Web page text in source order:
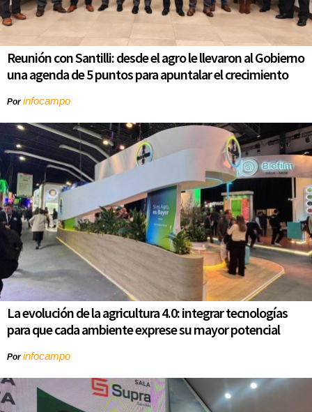
Reunión con Santilli: desde el agro le llevaron al Gobierno
una agenda de 5 puntos para apuntalar el crecimiento
Porinfocampo
La evolución de la agricultura 4.0: integrar tecnologías
para que cada ambiente exprese su mayor potencial
Porinfocampo